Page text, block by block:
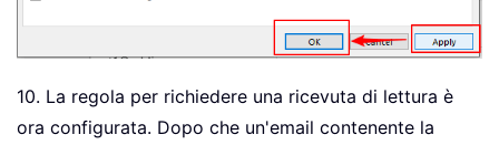
10. La regola per richiedere una ricevuta di lettura è
ora configurata. Dopo che un'email contenente la